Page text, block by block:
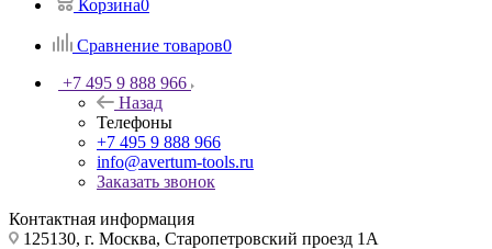
Корзина0
Сравнение товаров0
+7 495 9 888 966
Назад
Телефоны
+7 495 9 888 966
info@avertum-tools.ru
Заказать звонок
Контактная информация
125130, г. Москва, Старопетровский проезд 1А